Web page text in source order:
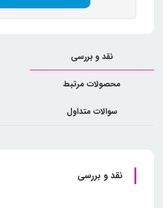
نقد و بررسی
محصولات مرتبط
سوالات متداول
نقد و بررسی